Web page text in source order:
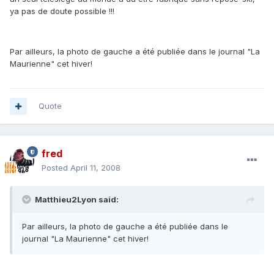
ya pas de doute possible !!!
Par ailleurs, la photo de gauche a été publiée dans le journal "La
Maurienne" cet hiver!
Quote
fred
Posted April 11, 2008
Matthieu2Lyon said:
Par ailleurs, la photo de gauche a été publiée dans le
journal "La Maurienne" cet hiver!